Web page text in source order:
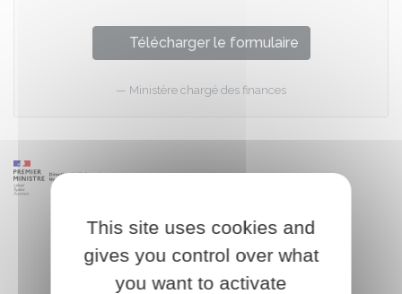
Télécharger le formulaire
Ministère chargé des finances
This site uses cookies and
gives you control over what
you want to activate